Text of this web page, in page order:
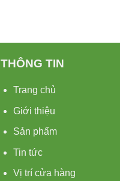
THÔNG TIN
Trang chủ
Giới thiệu
Sản phẩm
Tin tức
Vị trí cửa hàng